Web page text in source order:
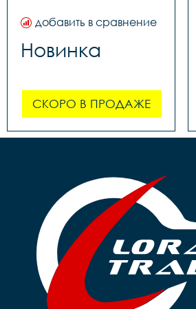
добавить в сравнение
Новинка
СКОРО В ПРОДАЖЕ